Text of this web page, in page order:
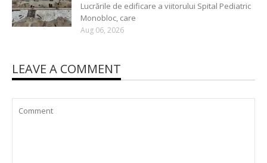
Lucrările de edificare a viitorului Spital Pediatric
Monobloc, care
Aug 06, 2026
LEAVE A COMMENT